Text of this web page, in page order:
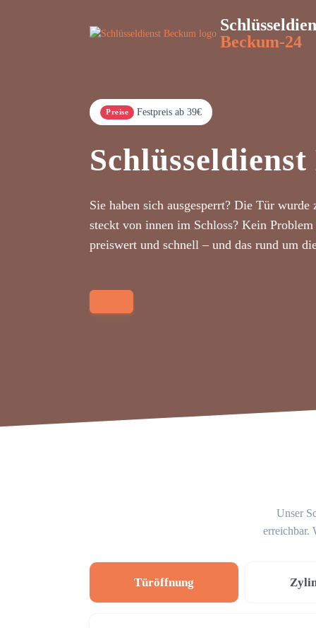
Beckum-24
Preise Festpreis ab 39€
Sie haben sich ausgesperrt? Die Tür wurde
steckt von innen im Schloss? Kein
preiswert und schnell – und das rund um
Unser
erreichbar.
Türöffnung